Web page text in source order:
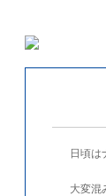
日頃は
大変混